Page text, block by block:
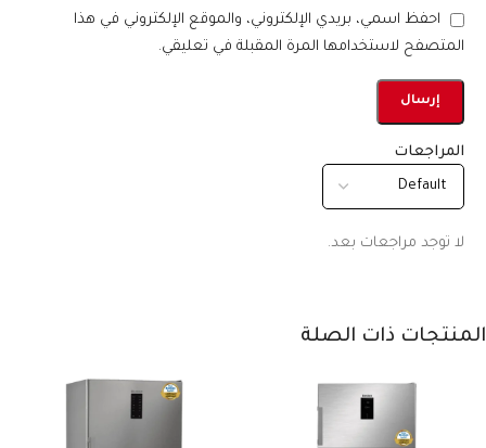
المراجعات
لا توجد مراجعات بعد.
احفظ اسمي، بريدي الإلكتروني، والموقع الإلكتروني في هذا
المتصفح لاستخدامها المرة المقبلة في تعليقي.
المنتجات ذات الصلة